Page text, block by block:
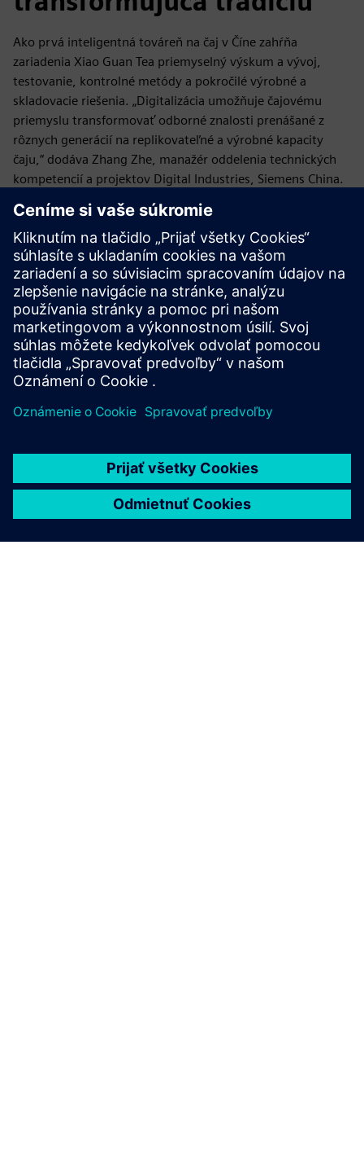
Ako prvá inteligentná továreň na čaj v Číne zahŕňa
zariadenia Xiao Guan Tea priemyselný výskum a vývoj,
testovanie, kontrolné metódy a pokročilé výrobné a
skladovacie riešenia. „Digitalizácia umožňuje čajovému
priemyslu transformovať odborné znalosti prenášané z
rôznych generácií na replikovateľné a výrobné kapacity
čaju,“ dodáva Zhang Zhe, manažér oddelenia technických
kompetencií a projektov Digital Industries, Siemens China.
majstrovskej triedy vo veľkom meradle.“
„Premeníme tradičné umenie výroby čaju na vedu. Takto
môžeme uspokojiť požiadavky dnešných spotrebiteľských
trhov a zabezpečiť si miesto na svetovej scéne, „hovorí Du
Guoying, zakladateľ Xiao Guan Tea. „Najmodernejšia
továreň na čaj Xiao Guan nás posunie o krok bližšie k
tomuto cieľu.“